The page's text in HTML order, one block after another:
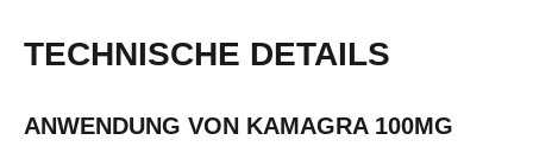
TECHNISCHE DETAILS
ANWENDUNG VON KAMAGRA 100MG